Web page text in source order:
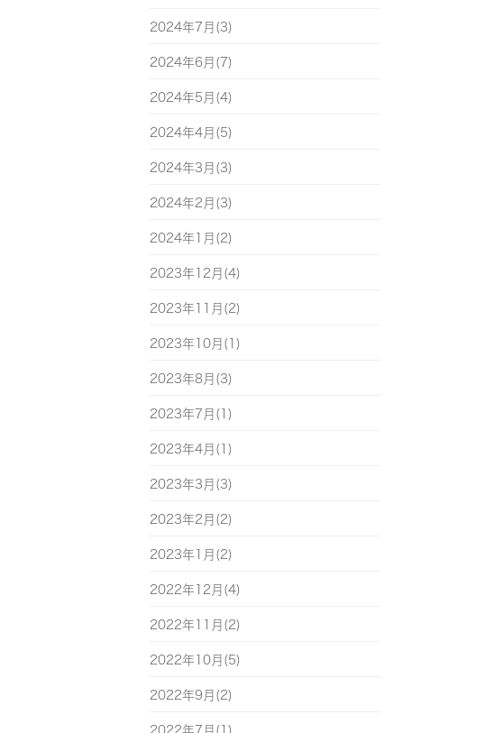
2024年7月(3)
2024年6月(7)
2024年5月(4)
2024年4月(5)
2024年3月(3)
2024年2月(3)
2024年1月(2)
2023年12月(4)
2023年11月(2)
2023年10月(1)
2023年8月(3)
2023年7月(1)
2023年4月(1)
2023年3月(3)
2023年2月(2)
2023年1月(2)
2022年12月(4)
2022年11月(2)
2022年10月(5)
2022年9月(2)